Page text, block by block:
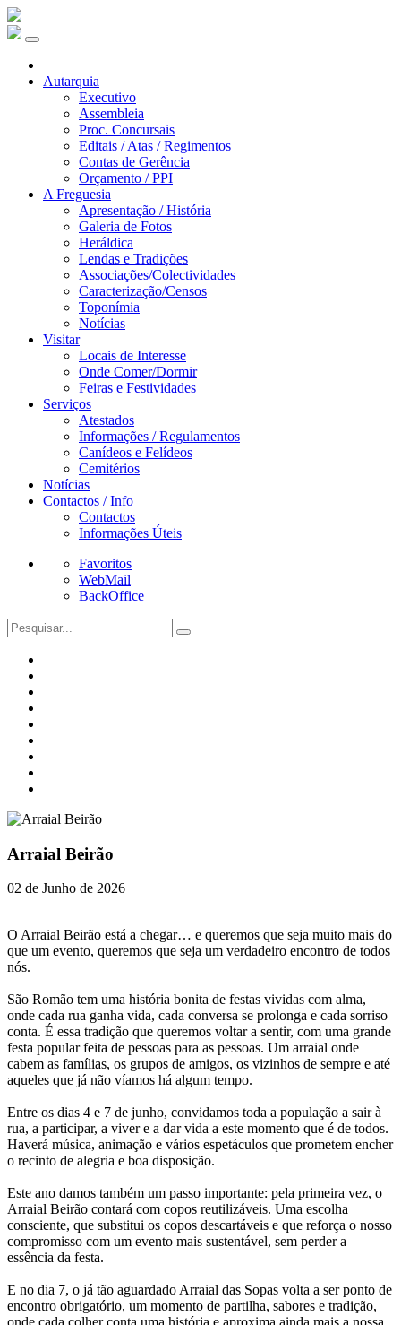
Autarquia
Executivo
Assembleia
Proc. Concursais
Editais / Atas / Regimentos
Contas de Gerência
Orçamento / PPI
A Freguesia
Apresentação / História
Galeria de Fotos
Heráldica
Lendas e Tradições
Associações/Colectividades
Caracterização/Censos
Toponímia
Notícias
Visitar
Locais de Interesse
Onde Comer/Dormir
Feiras e Festividades
Serviços
Atestados
Informações / Regulamentos
Canídeos e Felídeos
Cemitérios
Notícias
Contactos / Info
Contactos
Informações Úteis
Favoritos
WebMail
BackOffice
Arraial Beirão
02 de Junho de 2026
O Arraial Beirão está a chegar… e queremos que seja muito mais do
que um evento, queremos que seja um verdadeiro encontro de todos
nós.
São Romão tem uma história bonita de festas vividas com alma,
onde cada rua ganha vida, cada conversa se prolonga e cada sorriso
conta. É essa tradição que queremos voltar a sentir, com uma grande
festa popular feita de pessoas para as pessoas. Um arraial onde
cabem as famílias, os grupos de amigos, os vizinhos de sempre e até
aqueles que já não víamos há algum tempo.
Entre os dias 4 e 7 de junho, convidamos toda a população a sair à
rua, a participar, a viver e a dar vida a este momento que é de todos.
Haverá música, animação e vários espetáculos que prometem encher
o recinto de alegria e boa disposição.
Este ano damos também um passo importante: pela primeira vez, o
Arraial Beirão contará com copos reutilizáveis. Uma escolha
consciente, que substitui os copos descartáveis e que reforça o nosso
compromisso com um evento mais sustentável, sem perder a
essência da festa.
E no dia 7, o já tão aguardado Arraial das Sopas volta a ser ponto de
encontro obrigatório, um momento de partilha, sabores e tradição,